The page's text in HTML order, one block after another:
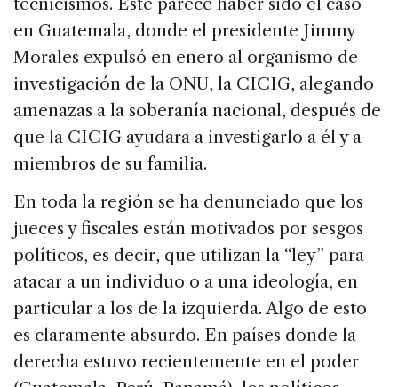
tecnicismos. Este parece haber sido el caso
en Guatemala, donde el presidente Jimmy
Morales expulsó en enero al organismo de
investigación de la ONU, la CICIG, alegando
amenazas a la soberanía nacional, después de
que la CICIG ayudara a investigarlo a él y a
miembros de su familia.
En toda la región se ha denunciado que los
jueces y fiscales están motivados por sesgos
políticos, es decir, que utilizan la “ley” para
atacar a un individuo o a una ideología, en
particular a los de la izquierda. Algo de esto
es claramente absurdo. En países donde la
derecha estuvo recientemente en el poder